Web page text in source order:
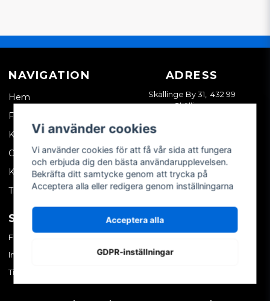
NAVIGATION
Hem
Företagskund
Kontakta oss
Om oss
Köpvillkor
Tips & trix
ADRESS
Skällinge By 31, 432 99
Skällinge
SOCIALA MEDIER
Facebook
Instagram
TikTok
MITT KONTO
Skapa konto
Vi använder cookies
Vi använder cookies för att få vår sida att fungera
och erbjuda dig den bästa användarupplevelsen.
Bekräfta ditt samtycke genom att trycka på
Acceptera alla eller redigera genom inställningarna
Acceptera alla
GDPR-inställningar